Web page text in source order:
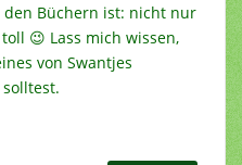
den Büchern ist: nicht nur
😉 Lass mich wissen,
von Swantjes